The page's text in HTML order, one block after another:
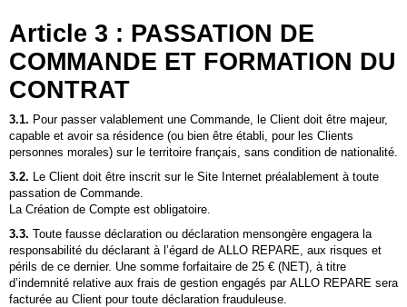
Article 3 : PASSATION DE
COMMANDE ET FORMATION DU
CONTRAT
3.1. Pour passer valablement une Commande, le Client doit être majeur,
capable et avoir sa résidence (ou bien être établi, pour les Clients
personnes morales) sur le territoire français, sans condition de nationalité.
3.2. Le Client doit être inscrit sur le Site Internet préalablement à toute
passation de Commande.
La Création de Compte est obligatoire.
3.3. Toute fausse déclaration ou déclaration mensongère engagera la
responsabilité du déclarant à l’égard de ALLO REPARE, aux risques et
périls de ce dernier. Une somme forfaitaire de 25 € (NET), à titre
d’indemnité relative aux frais de gestion engagés par ALLO REPARE sera
facturée au Client pour toute déclaration frauduleuse.